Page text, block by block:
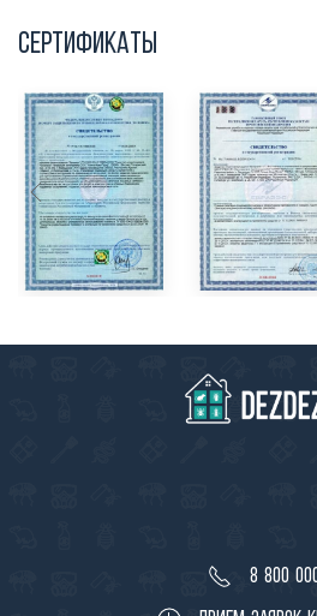
Сертификаты
8 800